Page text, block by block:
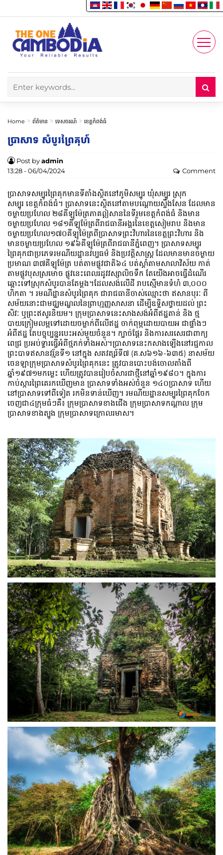
Account
Enjoy
Home ព័ត៌មាន ទេសចរណ៍ ខេត្តកំពង់ធំ
ប្រាសាទ សំបូរព្រៃគុហ៍
Post byadmin
13:28 - 06/04/2024
Comment
ប្រាសាទសម្បូរព្រៃគុកមានទីតាំងស្ថិតនៅភូមិសម្បូរ ឃុំសម្បូរ ស្រុក
សម្បូរ ខេត្តកំពង់ធំ។ ប្រាសាទនេះស្ថិតនៅតាមបណ្តោយស្ទឹងសែន ដែលមាន
ចម្ងាយប្រហែល ២៨គីឡូម៉ែត្រភាគឦសាននៃទីរួមខេត្តកំពង់ធំ និងមាន
ចម្ងាយប្រហែល ១៨១គីឡូម៉ែត្រពីរាជធានីអង្គរនៃខេត្តសៀមរាប និងមាន
ចម្ងាយប្រហែល១៧០គីឡូម៉ែត្រពីប្រាសាទព្រះវិហារនៃខេត្តព្រះវិហារ និង
មានចម្ងាយប្រហែល ១៩៦គីឡូម៉ែត្រពីរាជធានីភ្នំពេញ។ ប្រាសាទសម្បូរ
ព្រៃគុកជាប្រភេទរមណីយដ្ឋានវប្បធម៌ និងប្រវត្តិសាស្រ្ត ដែលមានមានចម្ងាយ
ប្រមាណ ៣៧គីឡូម៉ែត្រ បត់តាមផ្លូវជាតិ៦៤ បត់ស្តាំតាមសាលាវិស័យ កាត់
តាមផ្លូវបុសស្រមោច ផ្លូវនេះពេលរដូវវស្សាលិចទឹក តែយើងអាចធ្វើដំណើរ
ឆ្ពោះទៅស្រុកសំបូរបានតែម្តង។ដែលសង់លើដី រាបស្មើមានទំហំ ៣,០០០
ហិកតា ។ រមណីដ្ឋានសំបូរព្រៃគុក ជារាជធានីចាស់ឈ្មោះថា ឥសានបុរៈ ពី
សម័យនោះជាមជ្ឈមណ្ឌលនៃព្រាហ្មញ្ញសាសនា ដើម្បីឧទ្ទិសថ្វាយដល់ ព្រះ
សិវៈ ឬព្រះឥសូរនិយម។ ក្រុមប្រាសាទនេះសាងសង់អំពីឥដ្ឋតាន់ និង ថ្ម
បាយក្រៀមលម្អទៅដោយចម្លាក់ពីលើឥដ្ឋ ចាក់ពុម្ភដោយបាយអ ជាផ្ទាំងៗ
អំពីឥដ្ឋ តែបច្ចុប្បន្នរបេះអស់មួយចំនួន។ ក្បាច់ផ្តែរ និងការសរសេរជាពាក្យ
ពេជ្រ ប្រអប់ទ្វារធ្វើអំពីថ្មភក់ទាំងអស់។ប្រាសាទនេះកសាងឡើងនៅរជ្ជកាល
ព្រះបាទឥសានវរ្ម័នទី១ នៅក្នុង សតវត្សរ៍ទី៧ (គ.ស៦១៦-៦៣៥) នាសម័យ
ចេនឡាក្រុមប្រាសាទសំបូរព្រៃគុកនេះ ត្រូវបានបោះបង់ចោលតាំងពី
ឆ្នាំ១៩៧១មកម្លេះ ហើយត្រូវបានរៀបចំសារជាថ្មីនៅឆ្នាំ១៩៨០។ ក្នុងការ
កាប់ស្ការព្រៃគេរកឃើញមាន ប្រាសាទទាំងអស់ចំនួន ១៤០ប្រាសាទ ហើយ
នៅប្រាសាទទៅពីទៀត រកមិនទាន់ឃើញ។ រមណីយដ្ឋានសម្បូរព្រៃគុកចែក
ចេញជា៤ក្រុមធំៗគឺ៖ ក្រុមប្រាសាទខាងជើង ក្រុមប្រាសាទកណ្តាល ក្រុម
ប្រាសាទខាងត្បូង ក្រុមប្រាសាទក្រោលរមាស។